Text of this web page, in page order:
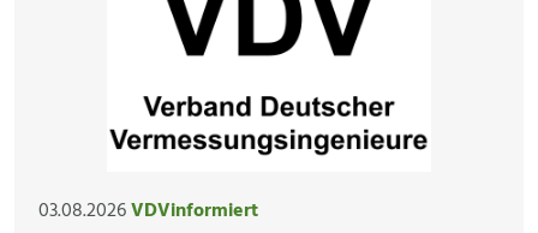
03.08.2026VDVinformiert